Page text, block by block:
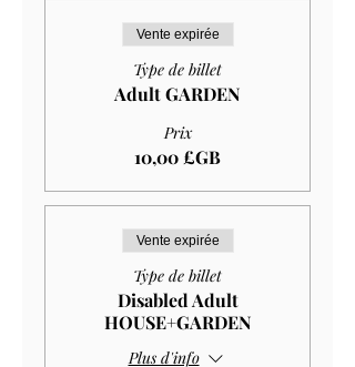
Vente expirée
Type de billet
Adult GARDEN
Prix
10,00 £GB
Vente expirée
Type de billet
Disabled Adult
HOUSE+GARDEN
Plus d'info